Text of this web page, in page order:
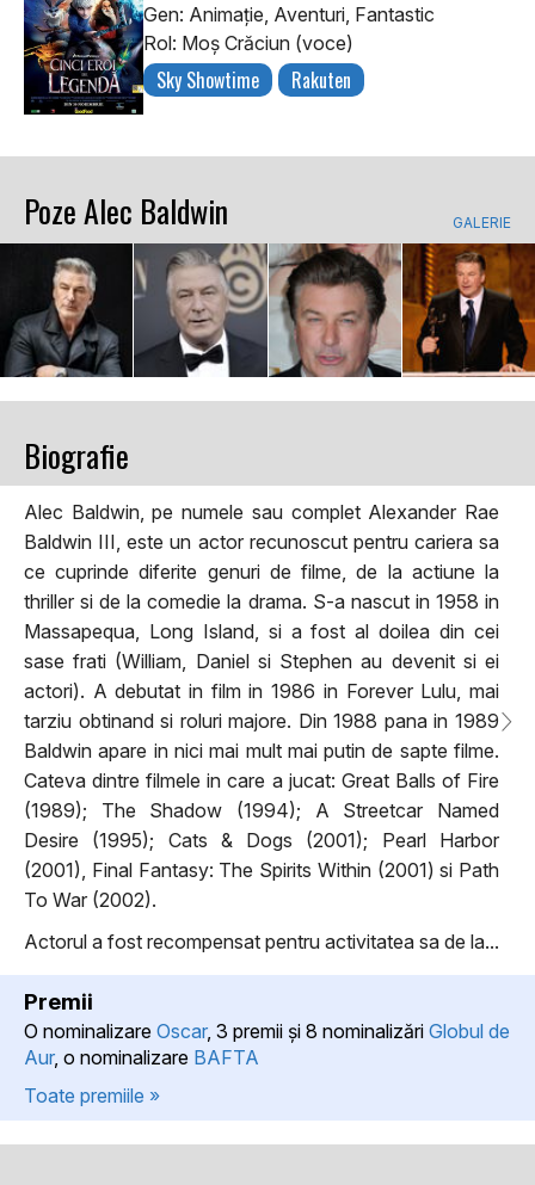
Gen: Animaţie, Aventuri, Fantastic
Rol: Moş Crăciun (voce)
Sky Showtime Rakuten
Poze Alec Baldwin GALERIE
Biografie
Alec Baldwin, pe numele sau complet Alexander Rae
Baldwin III, este un actor recunoscut pentru cariera sa
ce cuprinde diferite genuri de filme, de la actiune la
thriller si de la comedie la drama. S-a nascut in 1958 in
Massapequa, Long Island, si a fost al doilea din cei
sase frati (William, Daniel si Stephen au devenit si ei
actori). A debutat in film in 1986 in Forever Lulu, mai
tarziu obtinand si roluri majore. Din 1988 pana in 1989
Baldwin apare in nici mai mult mai putin de sapte filme.
Cateva dintre filmele in care a jucat: Great Balls of Fire
(1989); The Shadow (1994); A Streetcar Named
Desire (1995); Cats & Dogs (2001); Pearl Harbor
(2001), Final Fantasy: The Spirits Within (2001) si Path
To War (2002).
Actorul a fost recompensat pentru activitatea sa de la...
Premii
O nominalizare Oscar, 3 premii şi 8 nominalizări Globul de
Aur, o nominalizare BAFTA
Toate premiile »